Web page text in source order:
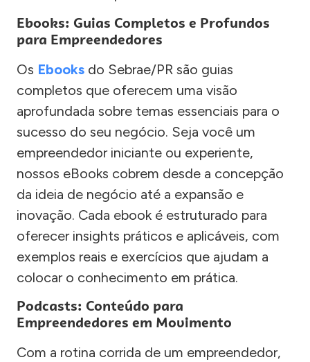
Ebooks: Guias Completos e Profundos
para Empreendedores
Os Ebooks do Sebrae/PR são guias
completos que oferecem uma visão
aprofundada sobre temas essenciais para o
sucesso do seu negócio. Seja você um
empreendedor iniciante ou experiente,
nossos eBooks cobrem desde a concepção
da ideia de negócio até a expansão e
inovação. Cada ebook é estruturado para
oferecer insights práticos e aplicáveis, com
exemplos reais e exercícios que ajudam a
colocar o conhecimento em prática.
Podcasts: Conteúdo para
Empreendedores em Movimento
Com a rotina corrida de um empreendedor,